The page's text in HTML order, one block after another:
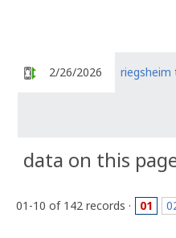
2/26/2026 riegsheim
data on this
01-10 of 142 records · 01